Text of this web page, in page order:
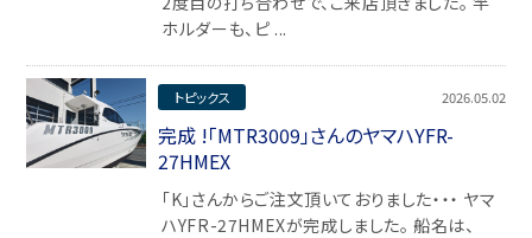
ホルダーも、ピ ...
トピックス 2026.05.02
完成 !「MTR3009」さんのヤマハYFR-
27HMEX
「K」さんからご注文頂いておりました・・・ ヤマ
ハYFR-27HMEXが完成しました。 船名は、